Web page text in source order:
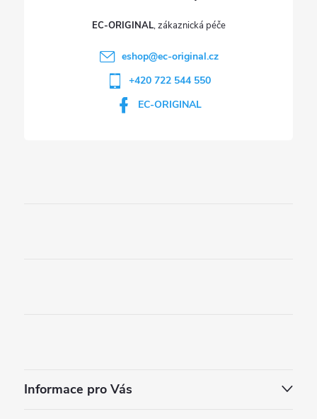
EC-ORIGINAL
eshop@ec-original.cz
+420 722 544 550
EC-ORIGINAL
Informace pro Vás